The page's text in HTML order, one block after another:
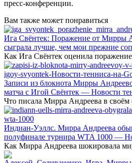
пресс-конференции.
Вам также может понравиться
Ига Свёнтек: Поражение от Мирры
сыграла лучше, чем мои прежние
Как Ига Свёнтек оценила
Записи из блокнота Мирры
матча с Игой Свёнтек — Новости
Что писала Мирра Андреева в своём
Индиан-Уэллс. Мирра Андреева
полуфинале турнира WTA 1000 —
Как Мирра Андреева шокировала